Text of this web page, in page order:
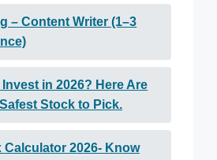
– Content Writer (1–3
in 2026? Here Are
Safest Stock to Pick.
Calculator 2026- Know